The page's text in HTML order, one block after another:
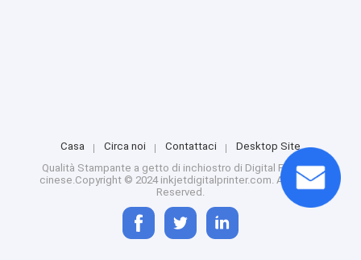
Casa Circa noi Contattaci
Desktop Site
Qualità Stampante a getto di inchiostro di Digital Fabbrica
cinese.Copyright © 2024 inkjetdigitalprinter.com. All Rights
Reserved.